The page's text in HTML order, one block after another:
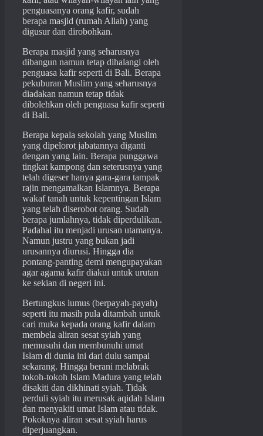
penguasanya orang kafir, sudah
berapa masjid (rumah Allah) yang
digusur dan dirobohkan.
Berapa masjid yang seharusnya
dibangun namun tetap dihalangi oleh
penguasa kafir seperti di Bali. Berapa
pekuburan Muslim yang seharusnya
diadakan namun tetap tidak
dibolehkan oleh penguasa kafir seperti
di Bali.
Berapa kepala sekolah yang Muslim
yang dipelorot jabatannya diganti
dengan yang lain. Berapa punggawa
tingkat kampong dan seterusnya yang
telah digeser hanya gara-gara tampak
rajin mengamalkan Islamnya. Berapa
wakaf tanah untuk kepentingan Islam
yang telah diserobot orang. Sudah
berapa jumlahnya, tidak diperdulikan.
Padahal itu menjadi urusan utamanya.
Namun justru yang bukan jadi
urusannya diurusi. Hingga dia
pontang-panting demi mengupayakan
agar agama kafir diakui untuk urutan
ke sekian di negeri ini.
Bertungkus lumus (berpayah-payah)
seperti itu masih pula ditambah untuk
cari muka kepada orang kafir dalam
membela aliran sesat syiah yang
memusuhi dan membunuhi umat
Islam di dunia ini dari dulu sampai
sekarang. Hingga berani melabrak
tokoh-tokoh Islam Madura yang telah
disakiti dan dikhinati syiah. Tidak
perduli syiah itu merusak aqidah Islam
dan menyakiti umat Islam atau tidak.
Pokoknya aliran sesat syiah harus
diperjuangkan.